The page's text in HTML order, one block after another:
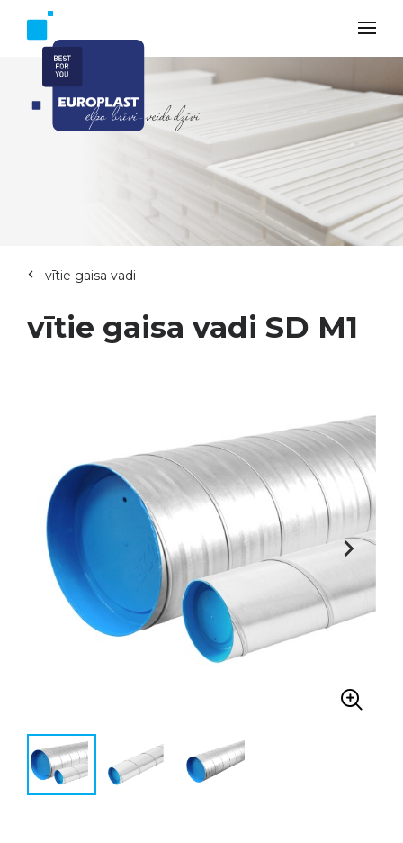
vītie gaisa vadi
vītie gaisa vadi SD M1